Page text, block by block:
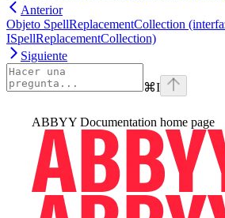
Anterior
Objeto SpellReplacementCollection
ISpellReplacementCollection)
Siguiente
⌘I
ABBYY Documentation home page